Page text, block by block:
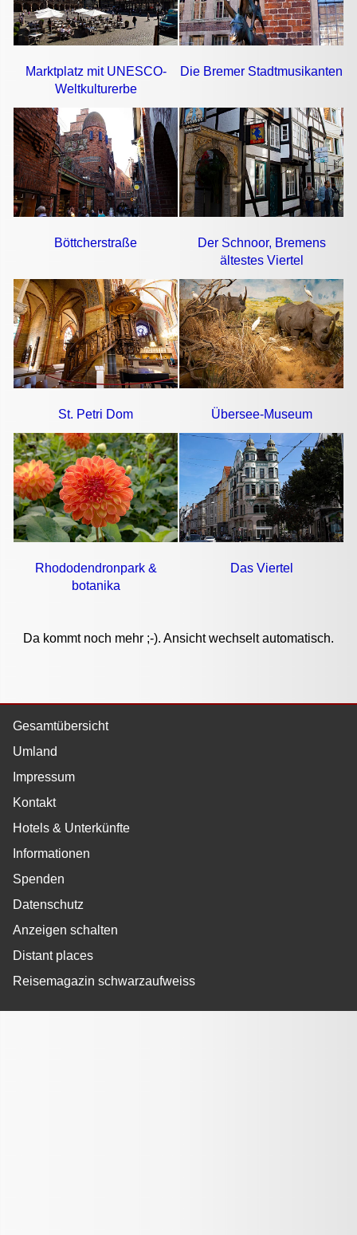
Marktplatz mit UNESCO-
Weltkulturerbe
Die Bremer Stadtmusikanten
Böttcherstraße
Der Schnoor, Bremens
ältestes Viertel
St. Petri Dom Übersee-Museum
Rhododendronpark &
botanika
Das Viertel
Da kommt noch mehr ;-). Ansicht wechselt automatisch.
Gesamtübersicht
Umland
Impressum
Kontakt
Hotels & Unterkünfte
Informationen
Spenden
Datenschutz
Anzeigen schalten
Distant places
Reisemagazin schwarzaufweiss